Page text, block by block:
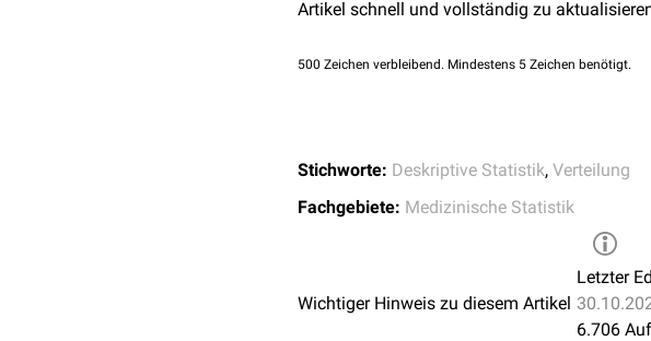
Artikel schnell und vollständig zu
500 Zeichen verbleibend. Mindestens 5 Zeichen benötigt.
Stichworte: Deskriptive Statistik, Verteilung
Fachgebiete: Medizinische Statistik
Wichtiger Hinweis zu diesem Artikel
Letzter
6.706